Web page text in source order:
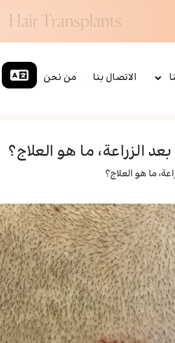
الاتصال بنا من نحن
الزراعة، ما هو العلاج؟
ما هو العلاج؟